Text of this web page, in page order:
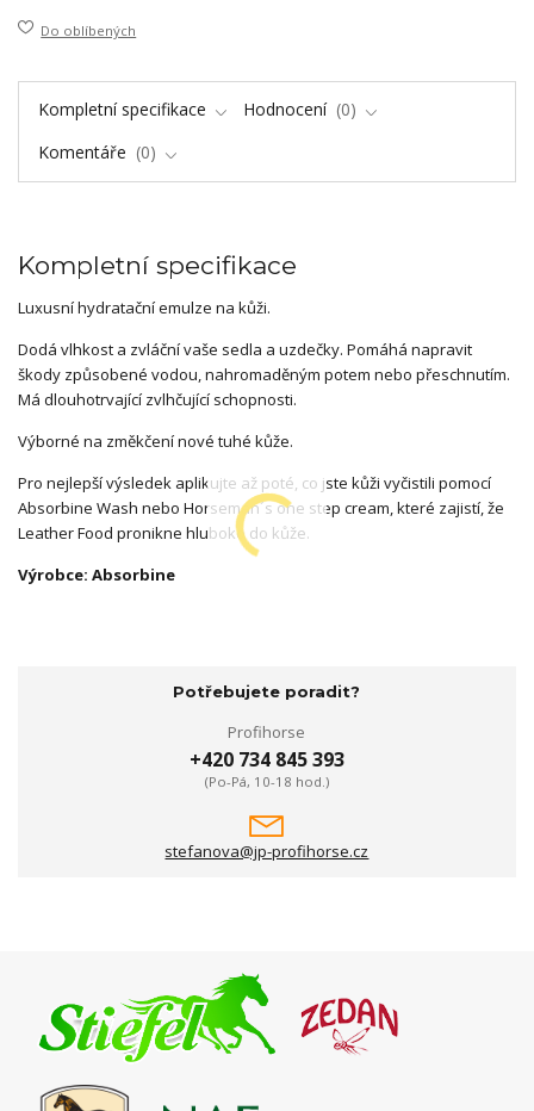
Do oblíbených
Kompletní specifikace Hodnocení
0
Komentáře
0
Kompletní specifikace
Luxusní hydratační emulze na kůži.
Dodá vlhkost a zvláční vaše sedla a uzdečky. Pomáhá napravit
škody způsobené vodou, nahromaděným potem nebo přeschnutím.
Má dlouhotrvající zvlhčující schopnosti.
Výborné na změkčení nové tuhé kůže.
Pro nejlepší výsledek aplikujte až poté, co jste kůži vyčistili pomocí
Absorbine Wash nebo Horseman´s one step cream, které zajistí, že
Leather Food pronikne hluboko do kůže.
Výrobce: Absorbine
Potřebujete poradit?
Profihorse
+420 734 845 393
(Po-Pá, 10-18 hod.)
stefanova@jp-profihorse.cz